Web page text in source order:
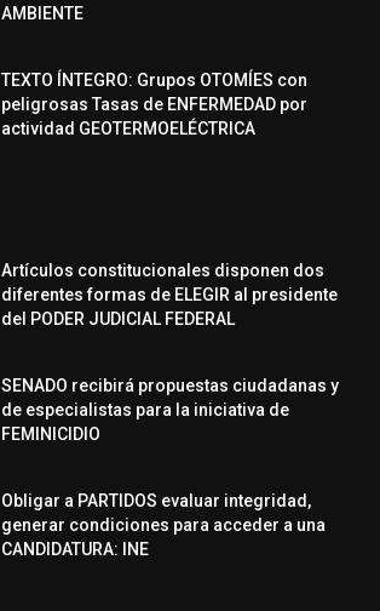
AMBIENTE
TEXTO ÍNTEGRO: Grupos OTOMÍES con
peligrosas Tasas de ENFERMEDAD por
actividad GEOTERMOELÉCTRICA
Artículos constitucionales disponen dos
diferentes formas de ELEGIR al presidente
del PODER JUDICIAL FEDERAL
SENADO recibirá propuestas ciudadanas y
de especialistas para la iniciativa de
FEMINICIDIO
Obligar a PARTIDOS evaluar integridad,
generar condiciones para acceder a una
CANDIDATURA: INE